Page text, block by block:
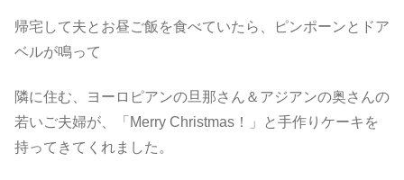
帰宅して夫とお昼ご飯を食べていたら、ピンポーンとドア
ベルが鳴って
隣に住む、ヨーロピアンの旦那さん＆アジアンの奥さんの
若いご夫婦が、「Merry Christmas！」と手作りケーキを
持ってきてくれました。